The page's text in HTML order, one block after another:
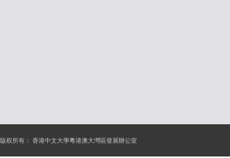
版权所有： 香港中文大學粵港澳大灣區發展辦公室